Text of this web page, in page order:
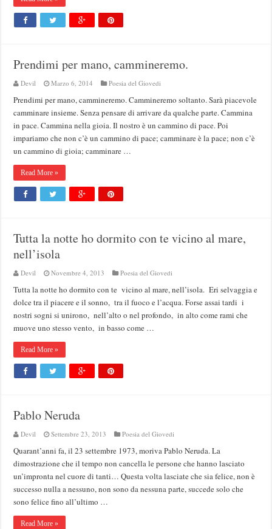
Prendimi per mano, cammineremo.
Devil Marzo 6, 2014 Poesia del Giovedi
Prendimi per mano, cammineremo. Cammineremo soltanto. Sarà piacevole
camminare insieme. Senza pensare di arrivare da qualche parte. Cammina
in pace. Cammina nella gioia. Il nostro è un cammino di pace. Poi
impariamo che non c’è un cammino di pace; camminare è la pace; non c’è
un cammino di gioia; camminare …
Read More »
Tutta la notte ho dormito con te vicino al mare,
nell’isola
Devil Novembre 4, 2013 Poesia del Giovedi
Tutta la notte ho dormito con te vicino al mare, nell’isola. Eri selvaggia e
dolce tra il piacere e il sonno, tra il fuoco e l’acqua. Forse assai tardi i
nostri sogni si unirono, nell’alto o nel profondo, in alto come rami che
muove uno stesso vento, in basso come …
Read More »
Pablo Neruda
Devil Settembre 23, 2013 Poesia del Giovedi
Quarant’anni fa, il 23 settembre 1973, moriva Pablo Neruda. La
dimostrazione che il tempo non cancella le persone che hanno lasciato
un’impronta nel cuore di tanti… Questa volta lasciate che sia felice, non è
successo nulla a nessuno, non sono da nessuna parte, succede solo che
sono felice fino all’ultimo …
Read More »